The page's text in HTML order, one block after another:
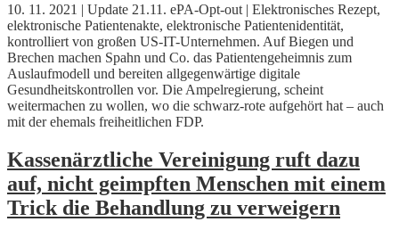
10. 11. 2021 | Update 21.11. ePA-Opt-out | Elektronisches Rezept,
elektronische Patientenakte, elektronische Patientenidentität,
kontrolliert von großen US-IT-Unternehmen. Auf Biegen und
Brechen machen Spahn und Co. das Patientengeheimnis zum
Auslaufmodell und bereiten allgegenwärtige digitale
Gesundheitskontrollen vor. Die Ampelregierung, scheint
weitermachen zu wollen, wo die schwarz-rote aufgehört hat – auch
mit der ehemals freiheitlichen FDP.
Kassenärztliche Vereinigung ruft dazu
auf, nicht geimpften Menschen mit einem
Trick die Behandlung zu verweigern